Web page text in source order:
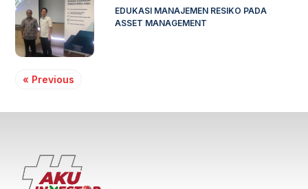
EDUKASI MANAJEMEN RESIKO PADA
ASSET MANAGEMENT
« Previous